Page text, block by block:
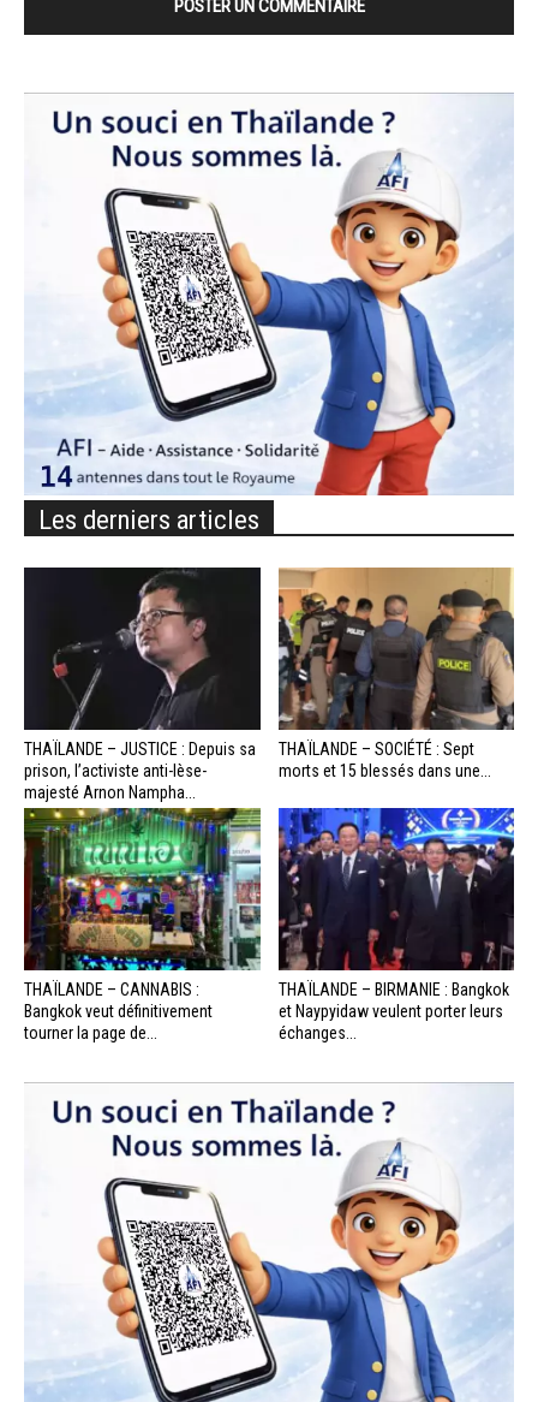
Les derniers articles
THAÏLANDE – JUSTICE : Depuis sa
prison, l’activiste anti-lèse-
majesté Arnon Nampha...
THAÏLANDE – SOCIÉTÉ : Sept
morts et 15 blessés dans une...
THAÏLANDE – CANNABIS :
Bangkok veut définitivement
tourner la page de...
THAÏLANDE – BIRMANIE : Bangkok
et Naypyidaw veulent porter leurs
échanges...